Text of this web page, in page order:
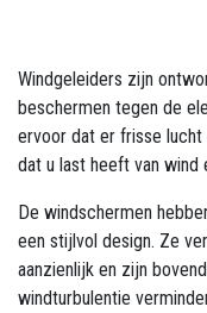
Windgeleiders zijn
beschermen tegen de
ervoor dat er frisse
dat u last heeft van wind
De windschermen
een stijlvol design. Ze
aanzienlijk en zijn
windturbulentie